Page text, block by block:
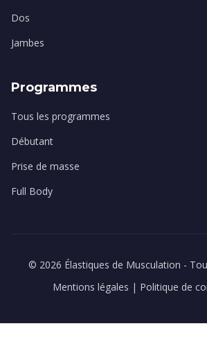
Dos
Jambes
Programmes
Tous les programmes
Débutant
Prise de masse
Full Body
© 2026 Élastiques de Musculation -
Mentions légales | Politique de